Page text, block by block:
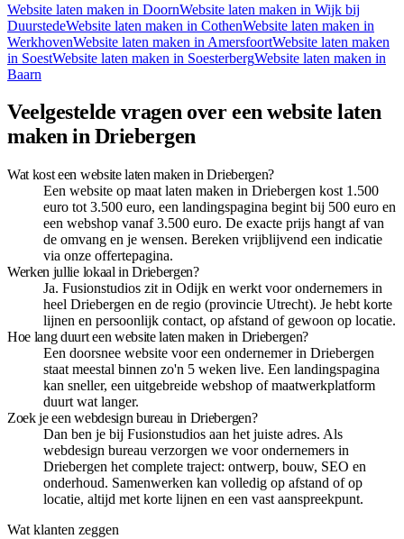
Website laten maken in DoornWebsite laten maken in Wijk bij
DuurstedeWebsite laten maken in CothenWebsite laten maken in
WerkhovenWebsite laten maken in AmersfoortWebsite laten maken
in SoestWebsite laten maken in SoesterbergWebsite laten maken in
Baarn
Veelgestelde vragen over een website laten
maken in Driebergen
Wat kost een website laten maken in Driebergen?
Een website op maat laten maken in Driebergen kost 1.500
euro tot 3.500 euro, een landingspagina begint bij 500 euro en
een webshop vanaf 3.500 euro. De exacte prijs hangt af van
de omvang en je wensen. Bereken vrijblijvend een indicatie
via onze offertepagina.
Werken jullie lokaal in Driebergen?
Ja. Fusionstudios zit in Odijk en werkt voor ondernemers in
heel Driebergen en de regio (provincie Utrecht). Je hebt korte
lijnen en persoonlijk contact, op afstand of gewoon op locatie.
Hoe lang duurt een website laten maken in Driebergen?
Een doorsnee website voor een ondernemer in Driebergen
staat meestal binnen zo'n 5 weken live. Een landingspagina
kan sneller, een uitgebreide webshop of maatwerkplatform
duurt wat langer.
Zoek je een webdesign bureau in Driebergen?
Dan ben je bij Fusionstudios aan het juiste adres. Als
webdesign bureau verzorgen we voor ondernemers in
Driebergen het complete traject: ontwerp, bouw, SEO en
onderhoud. Samenwerken kan volledig op afstand of op
locatie, altijd met korte lijnen en een vast aanspreekpunt.
Wat klanten zeggen